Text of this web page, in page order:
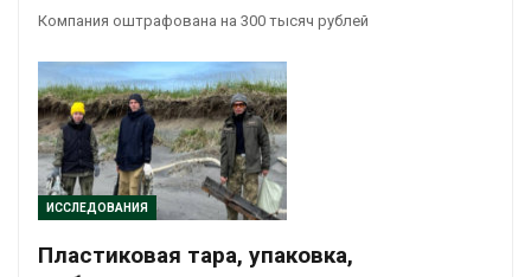
Компания оштрафована на 300 тысяч рублей
ИССЛЕДОВАНИЯ
Пластиковая тара, упаковка,